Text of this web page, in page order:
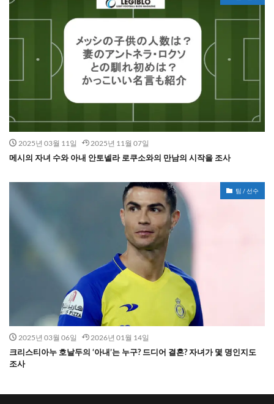
2025년 03월 11일 2025년 11월 07일
메시의 자녀 수와 아내 안토넬라 로쿠소와의 만남의 시작을 조사
팀 / 선수
2025년 03월 06일 2026년 01월 14일
크리스티아누 호날두의 ‘아내’는 누구? 드디어 결혼? 자녀가 몇 명인지도
조사